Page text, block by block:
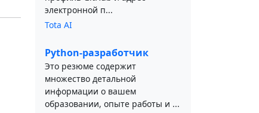
электронной п...
Tota AI
Python-разработчик
Это резюме содержит
множество детальной
информации о вашем
образовании, опыте работы и ...